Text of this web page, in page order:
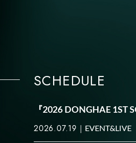
SCHEDULE
『2026 DONGHAE 1ST
2026.07.19 EVENT&LIVE